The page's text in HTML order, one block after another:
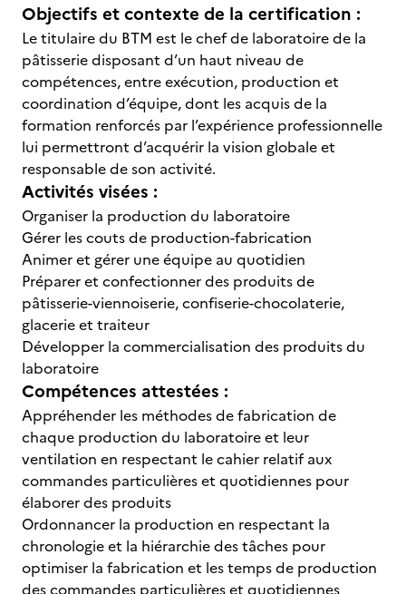
Objectifs et contexte de la certification :
Le titulaire du BTM est le chef de laboratoire de la
pâtisserie disposant d’un haut niveau de
compétences, entre exécution, production et
coordination d’équipe, dont les acquis de la
formation renforcés par l’expérience professionnelle
lui permettront d’acquérir la vision globale et
responsable de son activité.
Activités visées :
Organiser la production du laboratoire
Gérer les couts de production-fabrication
Animer et gérer une équipe au quotidien
Préparer et confectionner des produits de
pâtisserie-viennoiserie, confiserie-chocolaterie,
glacerie et traiteur
Développer la commercialisation des produits du
laboratoire
Compétences attestées :
Appréhender les méthodes de fabrication de
chaque production du laboratoire et leur
ventilation en respectant le cahier relatif aux
commandes particulières et quotidiennes pour
élaborer des produits
Ordonnancer la production en respectant la
chronologie et la hiérarchie des tâches pour
optimiser la fabrication et les temps de production
des commandes particulières et quotidiennes